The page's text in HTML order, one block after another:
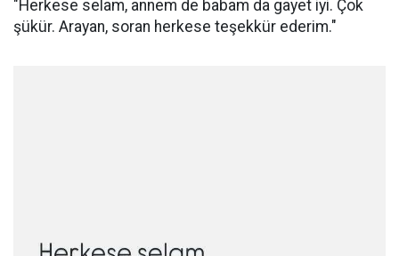
"Herkese selam, annem de babam da gayet iyi. Çok
şükür. Arayan, soran herkese teşekkür ederim."